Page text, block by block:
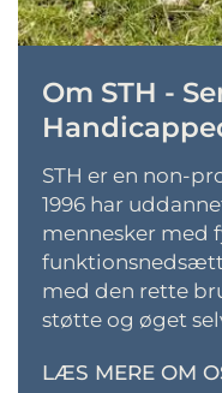
Om STH -
STH er en non-
1996 har
mennesker med
med den rette
støtte og øget
LÆS MERE OM